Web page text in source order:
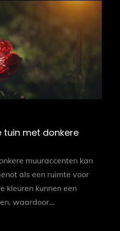
tuin met donkere
muuraccenten kan
als een ruimte voor
kleuren kunnen een
waardoor…